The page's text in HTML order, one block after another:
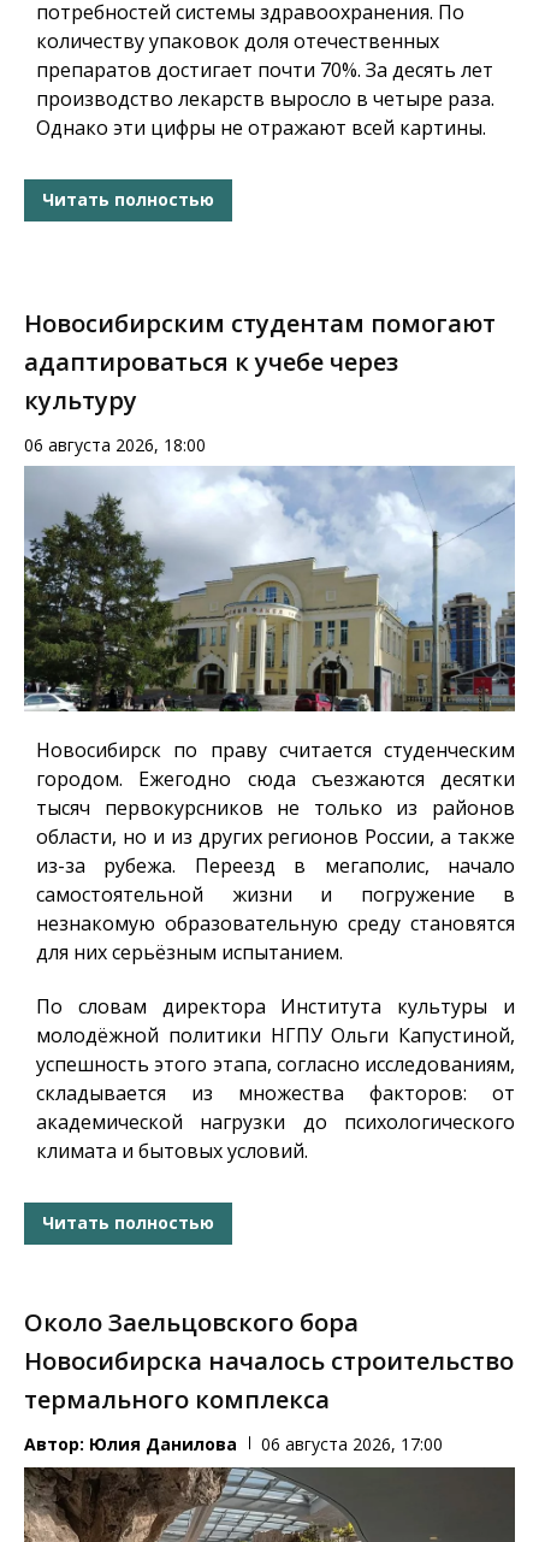
потребностей системы здравоохранения. По
количеству упаковок доля отечественных
препаратов достигает почти 70%. За десять лет
производство лекарств выросло в четыре раза.
Однако эти цифры не отражают всей картины.
Читать полностью
Новосибирским студентам помогают
адаптироваться к учебе через
культуру
06 августа 2026, 18:00
Новосибирск по праву считается студенческим
городом. Ежегодно сюда съезжаются десятки
тысяч первокурсников не только из районов
области, но и из других регионов России, а также
из-за рубежа. Переезд в мегаполис, начало
самостоятельной жизни и погружение в
незнакомую образовательную среду становятся
для них серьёзным испытанием.
По словам директора Института культуры и
молодёжной политики НГПУ Ольги Капустиной,
успешность этого этапа, согласно исследованиям,
складывается из множества факторов: от
академической нагрузки до психологического
климата и бытовых условий.
Читать полностью
Около Заельцовского бора
Новосибирска началось строительство
термального комплекса
Автор: Юлия Данилова 06 августа 2026, 17:00